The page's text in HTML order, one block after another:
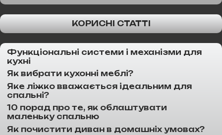
КОРИСНІ СТАТТІ
Функціональні системи і механізми для
кухні
Як вибрати кухонні меблі?
Яке ліжко вважається ідеальним для
спальні?
10 порад про те, як облаштувати
маленьку спальню
Як почистити диван в домашніх умовах?